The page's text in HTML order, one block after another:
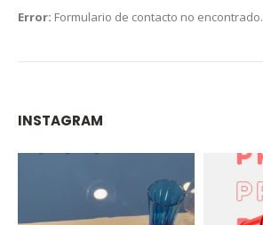
Error: Formulario de contacto no encontrado.
INSTAGRAM